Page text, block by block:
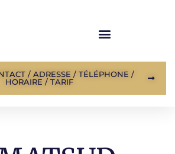
/ ADRESSE / TÉLÉPHONE /
HORAIRE / TARIF